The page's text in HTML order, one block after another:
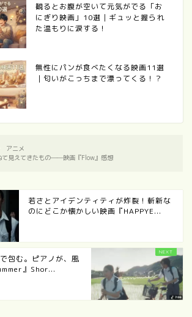
観るとお腹が空いて元気がでる「お
にぎり映画」10選｜ギュッと握られ
た温もりに涙する！
無性にパンが食べたくなる映画11選
｜匂いがこっちまで漂ってくる！？
アニメ
て見えてきたもの──映画『Flow』感想
若さとアイデンティティが炸裂！斬新な
のにどこか懐かしい映画『HAPPYE...
包む。ピアノが、風
』Shor...